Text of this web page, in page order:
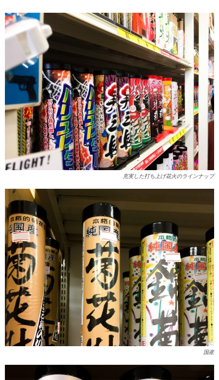
充実した打ち上げ花火のラインナップ
国産